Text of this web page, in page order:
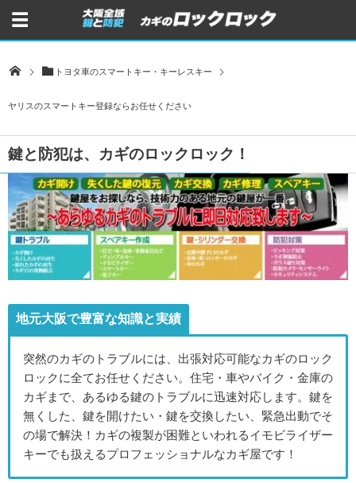
トヨタ車のスマートキー・キーレスキー
ヤリスのスマートキー登録ならお任せください
鍵と防犯は、カギのロックロック！
地元大阪で豊富な知識と実績
突然のカギのトラブルには、出張対応可能なカギのロック
ロックに全てお任せください。住宅・車やバイク・金庫の
カギまで、あるゆる鍵のトラブルに迅速対応します。鍵を
無くした、鍵を開けたい・鍵を交換したい、緊急出動でそ
の場で解決！カギの複製が困難といわれるイモビライザー
キーでも扱えるプロフェッショナルなカギ屋です！